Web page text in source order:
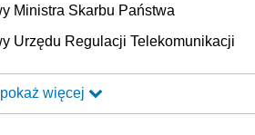
Ministra Skarbu Państwa
Urzędu Regulacji Telekomunikacji
Ministra Transportu i Budownictwa
pokaż więcej